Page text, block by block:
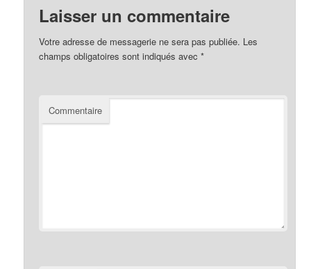
Laisser un commentaire
Votre adresse de messagerie ne sera pas publiée. Les
champs obligatoires sont indiqués avec*
Commentaire